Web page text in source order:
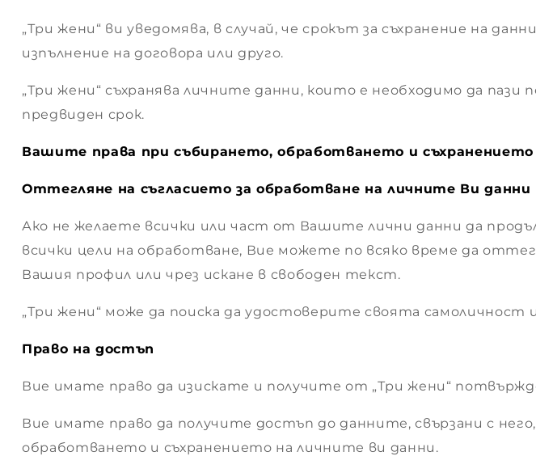
„Три жени“ ви уведомява, в случай, че срокът за съхранение на
изпълнение на договора или друго.
„Три жени“ съхранява личните данни, които е необходимо да
предвиден срок.
Вашите права при събирането, обработването и
Оттегляне на съгласието за обработване на личните Ви данни
Ако не желаете всички или част от Вашите лични данни да
всички цели на обработване, Вие можете по всяко време да
Вашия профил или чрез искане в свободен текст.
„Три жени“ може да поиска да удостоверите своята
Право на достъп
Вие имате право да изискате и получите от „Три жени“
Вие имате право да получите достъп до данните, свързани с
обработването и съхранението на личните ви данни.